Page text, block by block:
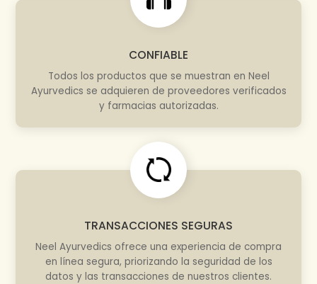
CONFIABLE
Todos los productos que se muestran en Neel
Ayurvedics se adquieren de proveedores verificados
y farmacias autorizadas.
TRANSACCIONES SEGURAS
Neel Ayurvedics ofrece una experiencia de compra
en línea segura, priorizando la seguridad de los
datos y las transacciones de nuestros clientes.